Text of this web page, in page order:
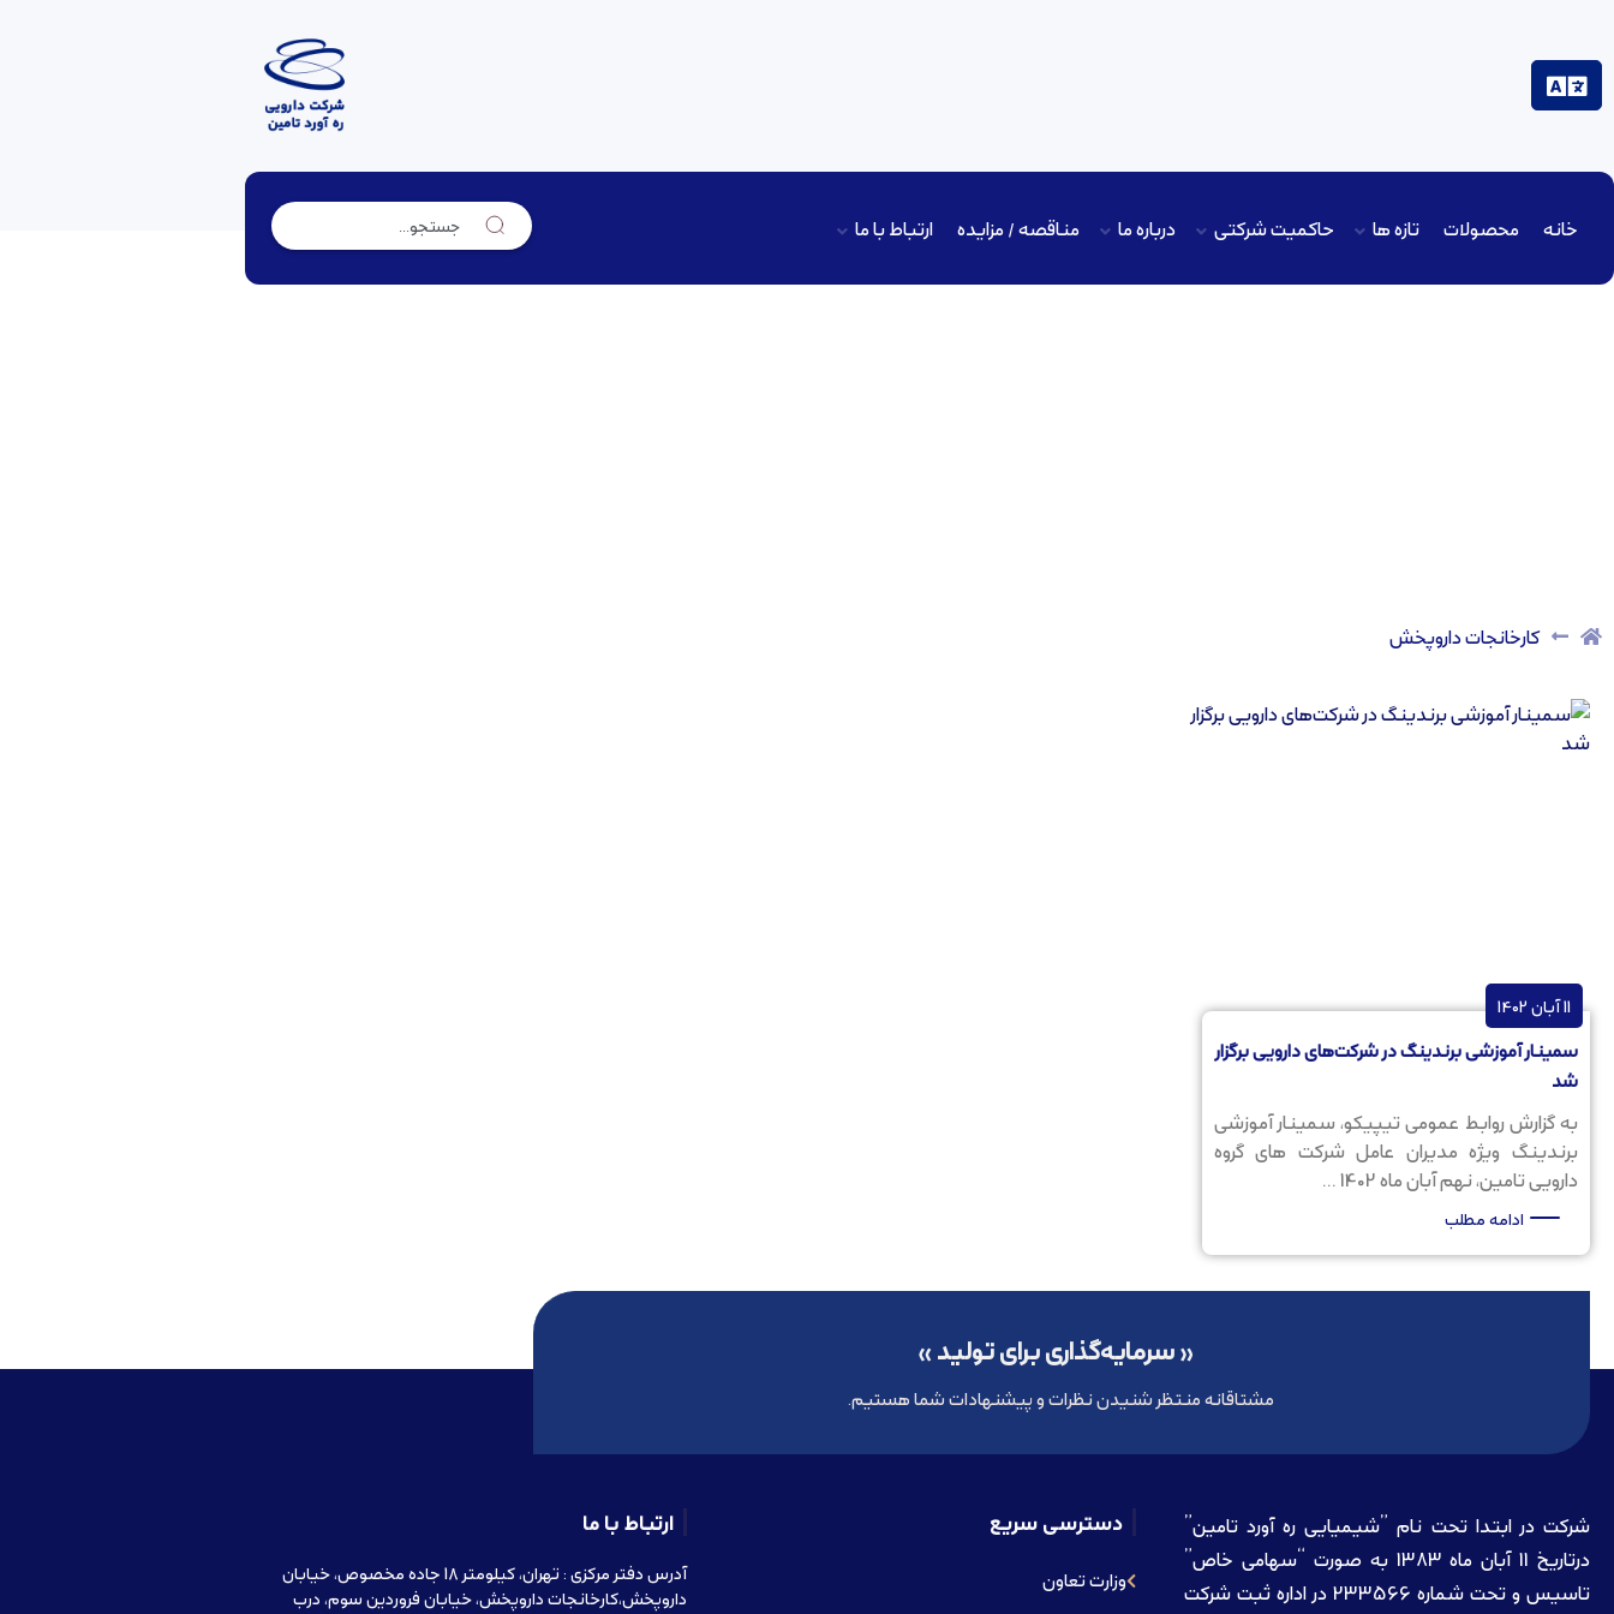
خانه محصولات تازه ها حاکمیت شرکتی درباره ما مناقصه / مزایده ارتباط با ما
کارخانجات داروپخش
11 آبان 1402
سمینار آموزشی برندینگ در شرکت‌های دارویی برگزار
شد
به گزارش روابط عمومی تیپیکو، سمینار آموزشی
برندینگ ویژه مدیران عامل شرکت های گروه
دارویی تامین، نهم آبان ماه 1402 ...
ادامه مطلب
« سرمایه‌گذاری برای تولید »
مشتاقانه منتظر شنیدن نظرات و پیشنهادات شما هستیم.
شرکت در ابتدا تحت نام ”شیمیایی ره آورد تامين”
درتاريخ 11 آبان ماه 1383 به صورت “سهامی خاص”
تاسيس و تحت شماره 233566 در اداره ثبت شرکت
دسترسی سریع
وزارت تعاون
ارتباط با ما
آدرس دفتر مرکزی : تهران، کیلومتر 18 جاده مخصوص، خیابان
داروپخش،کارخانجات داروپخش، خیابان فروردین سوم، درب